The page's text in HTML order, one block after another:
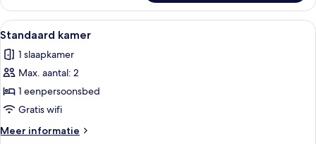
1
queensize
bed
Alle
foto's
voor
Standaard
kamer
laden
Een moderne hotelkamer met een
17
Standaard kamer
1 slaapkamer
Max. aantal: 2
1 eenpersoonsbed
Gratis wifi
Meer informatie
Meer